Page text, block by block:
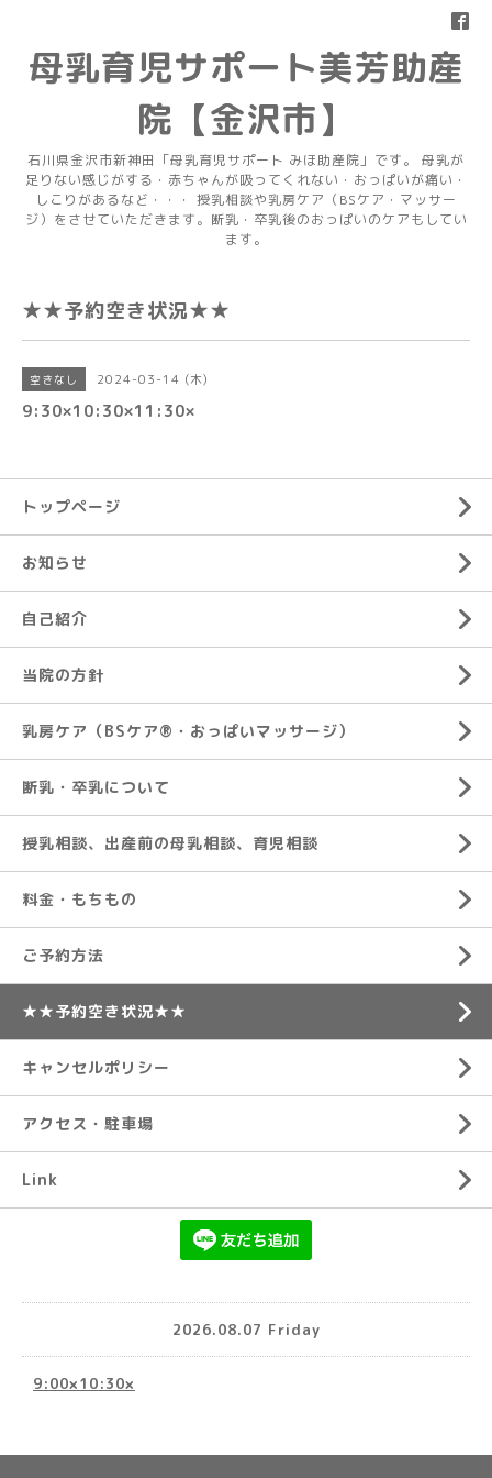
母乳育児サポート美芳助産
院【金沢市】
石川県金沢市新神田「母乳育児サポート みほ助産院」です。 母乳が
足りない感じがする・赤ちゃんが吸ってくれない・おっぱいが痛い・
しこりがあるなど・・・ 授乳相談や乳房ケア（BSケア・マッサー
ジ）をさせていただきます。断乳・卒乳後のおっぱいのケアもしてい
ます。
★★予約空き状況★★
空きなし 2024-03-14 (木)
9:30×10:30×11:30×
トップページ
お知らせ
自己紹介
当院の方針
乳房ケア（BSケア®︎・おっぱいマッサージ）
断乳・卒乳について
授乳相談、出産前の母乳相談、育児相談
料金・もちもの
ご予約方法
★★予約空き状況★★
キャンセルポリシー
アクセス・駐車場
Link
2026.08.07 Friday
9:00×10:30×